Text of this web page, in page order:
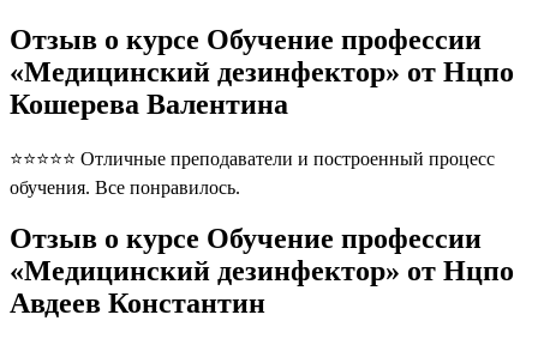
Отзыв о курсе Обучение профессии
«Медицинский дезинфектор» от Нцпо
Кошерева Валентина
⭐⭐⭐⭐⭐ Отличные преподаватели и построенный процесс
обучения. Все понравилось.
Отзыв о курсе Обучение профессии
«Медицинский дезинфектор» от Нцпо
Авдеев Константин